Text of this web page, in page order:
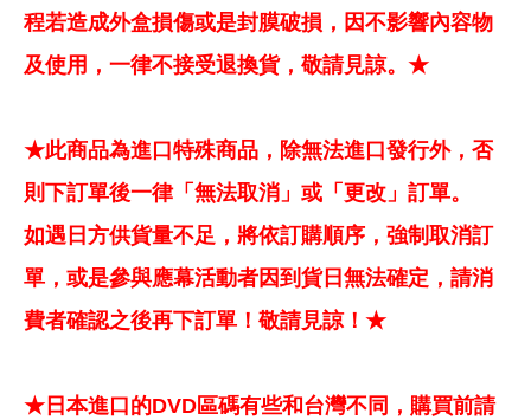
程若造成外盒損傷或是封膜破損，因不影響內容物
及使用，一律不接受退換貨，敬請見諒。★
★此商品為進口特殊商品，除無法進口發行外，否
則下訂單後一律「無法取消」或「更改」訂單。
如遇日方供貨量不足，將依訂購順序，強制取消訂
單，或是參與應幕活動者因到貨日無法確定，請消
費者確認之後再下訂單！敬請見諒！★
★日本進口的DVD區碼有些和台灣不同，購買前請